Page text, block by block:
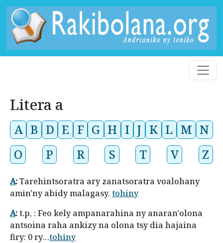
Litera a
A B D E F G H I J K L M N
O
P R S T V Z
A:Tarehintsoratra ary zanatsoratra voalohany
amin'ny abidy malagasy. tohiny
A:t.p, : Feo kely ampanarahina ny anaran'olona
antsoina raha ankizy na olona tsy dia hajaina
firy: 0 ry…tohiny